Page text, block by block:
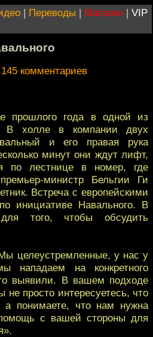
| Переводы | Магазин | VIP
145 комментариев
прошлого года в одной из
В холле в компании двух
и его правая рука
минут они ждут лифт,
по лестнице в номер, где
министр Бельгии Ги
Встреча с европейскими
инициативе Навального. В
того, чтобы обсудить
целеустремленные, у нас у
на конкретного
выявили. В вашем подходе
не просто интересуетесь, что
понимаете, что нам нужна
с вашей стороны для